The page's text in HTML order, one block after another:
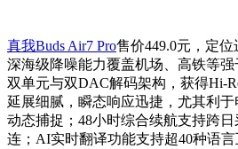
真我Buds Air7 Pro售价449.0元，定
深海级降噪能力覆盖机场、高铁等
双单元与双DAC解码架构，获得Hi-
延展细腻，瞬态响应迅捷，尤其利
动态捕捉；48小时综合续航支持跨
连；AI实时翻译功能支持超40种语